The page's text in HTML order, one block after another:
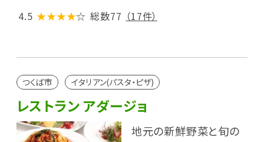
4.5 ★★★★☆ 総数77 （17件）
つくば市 イタリアン(パスタ・ピザ)
レストラン アダージョ
地元の新鮮野菜と旬の